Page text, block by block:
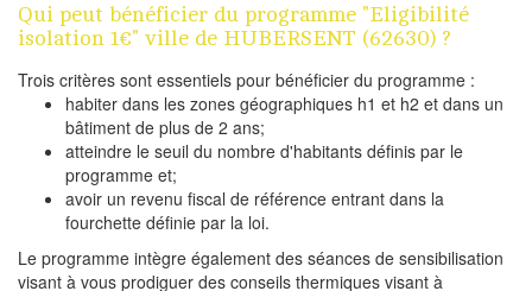
Qui peut bénéficier du programme "Eligibilité
isolation 1€" ville de HUBERSENT (62630) ?
Trois critères sont essentiels pour bénéficier du programme :
habiter dans les zones géographiques h1 et h2 et dans un
bâtiment de plus de 2 ans;
atteindre le seuil du nombre d'habitants définis par le
programme et;
avoir un revenu fiscal de référence entrant dans la
fourchette définie par la loi.
Le programme intègre également des séances de sensibilisation
visant à vous prodiguer des conseils thermiques visant à